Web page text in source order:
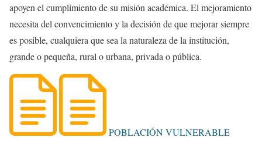
apoyen el cumplimiento de su misión académica. El mejoramiento
necesita del convencimiento y la decisión de que mejorar siempre
es posible, cualquiera que sea la naturaleza de la institución,
grande o pequeña, rural o urbana, privada o pública.
POBLACIÓN VULNERABLE